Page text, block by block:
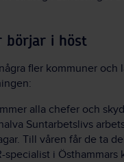
börjar i höst
fler kommuner och
alla chefer och
Suntarbetslivs
Till våren får de ta
specialist i Östhammars